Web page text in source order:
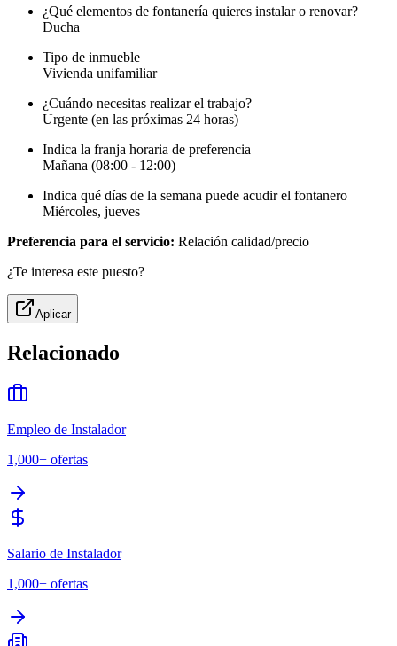
¿Qué elementos de fontanería quieres instalar o renovar?
Ducha
Tipo de inmueble
Vivienda unifamiliar
¿Cuándo necesitas realizar el trabajo?
Urgente (en las próximas 24 horas)
Indica la franja horaria de preferencia
Mañana (08:00 - 12:00)
Indica qué días de la semana puede acudir el fontanero
Miércoles, jueves
Preferencia para el servicio: Relación calidad/precio
¿Te interesa este puesto?
Aplicar
Relacionado
Empleo de Instalador
1,000+ ofertas
Salario de Instalador
1,000+ ofertas